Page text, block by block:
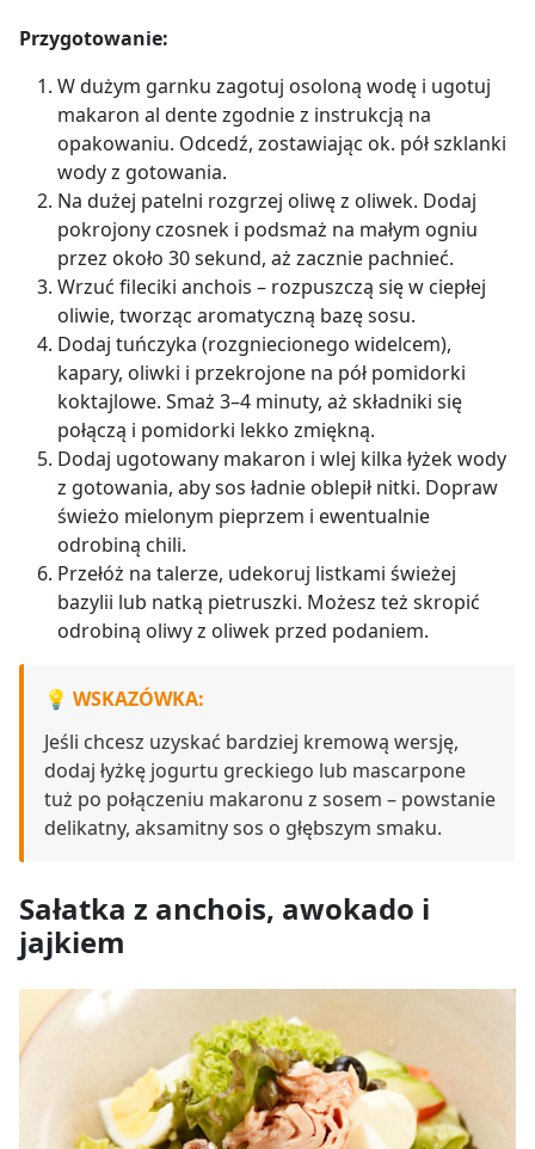
Przygotowanie:
W dużym garnku zagotuj osoloną wodę i ugotuj
makaron al dente zgodnie z instrukcją na
opakowaniu. Odcedź, zostawiając ok. pół szklanki
wody z gotowania.
Na dużej patelni rozgrzej oliwę z oliwek. Dodaj
pokrojony czosnek i podsmaż na małym ogniu
przez około 30 sekund, aż zacznie pachnieć.
Wrzuć fileciki anchois – rozpuszczą się w ciepłej
oliwie, tworząc aromatyczną bazę sosu.
Dodaj tuńczyka (rozgniecionego widelcem),
kapary, oliwki i przekrojone na pół pomidorki
koktajlowe. Smaż 3–4 minuty, aż składniki się
połączą i pomidorki lekko zmiękną.
Dodaj ugotowany makaron i wlej kilka łyżek wody
z gotowania, aby sos ładnie oblepił nitki. Dopraw
świeżo mielonym pieprzem i ewentualnie
odrobiną chili.
Przełóż na talerze, udekoruj listkami świeżej
bazylii lub natką pietruszki. Możesz też skropić
odrobiną oliwy z oliwek przed podaniem.
WSKAZÓWKA:
Jeśli chcesz uzyskać bardziej kremową wersję,
dodaj łyżkę jogurtu greckiego lub mascarpone
tuż po połączeniu makaronu z sosem – powstanie
delikatny, aksamitny sos o głębszym smaku.
Sałatka z anchois, awokado i
jajkiem